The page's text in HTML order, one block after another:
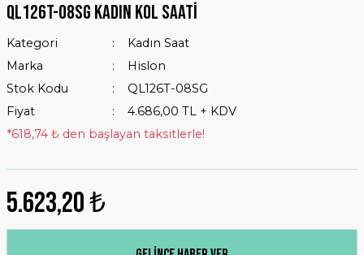
Ql126t-08sg Kadın Kol Saati
Kategori
Kadın Saat
Marka
Hislon
Stok Kodu
QL126T-08SG
Fiyat
4.686,00 TL + KDV
*618,74 ₺ den başlayan taksitlerle!
5.623,20 ₺